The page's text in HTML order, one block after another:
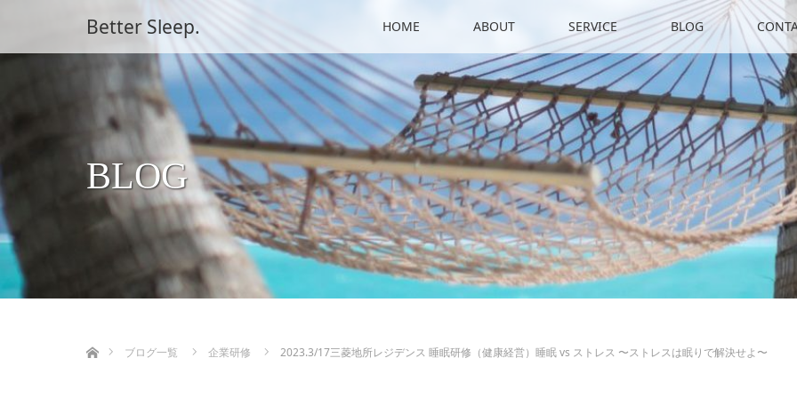
Better Sleep. HOME ABOUT SERVICE BLOG
BLOG
ブログ一覧
企業研修 2023.3/17三菱地所レジデンス 睡眠研修（健康経営）睡眠 vs ストレス 〜ストレスは眠りで解決せよ〜